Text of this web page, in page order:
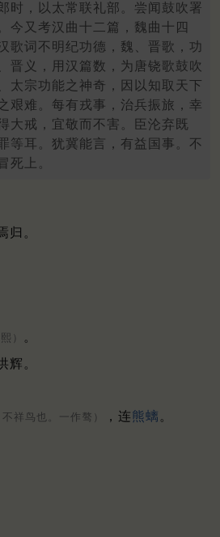
时，以太常联礼部。尝闻鼓吹署
今又考汉曲十二篇，魏曲十四
歌词不明纪功德，魏、晋歌，功
晋义，用汉篇数，为唐铙歌鼓吹
太宗功能之神奇，因以知取天下
艰难。每有戎事，治兵振旅，幸
大戒，宜敬而不害。臣沦弃既
等耳。犹冀能言，有益国事。不
死上。
归。
）
。
辉。
不祥鸟也。一作骜） ，连熊螭 。